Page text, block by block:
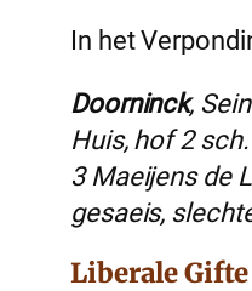
In het
Doorninck,
Huis, hof 2
3 Maeijens de
gesaeis,
Liberale Gifte